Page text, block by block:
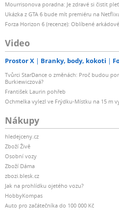
Mourrisonova poradna: Je zdravé si čistit
Ukázka z GTA 6 bude mít premiéru na
Forza Horizon 6 (recenze): Oblíbené
Video
Prostor X Branky, body, kokoti
Tvůrci StarDance o změnách: Proč budou
Burkiewiczová?
František Laurin pohřeb
Ochmelka vylezl ve Frýdku-Místku na 15 m
Nákupy
hledejceny.cz
Zboží Živě
Osobní vozy
Zboží Dáma
zbozi.blesk.cz
Jak na prohlídku ojetého vozu?
HobbyKompas
Auto pro začátečníka do 100 000 Kč